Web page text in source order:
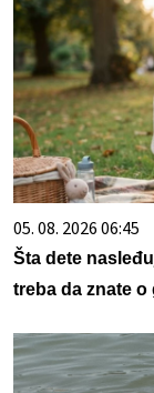
05. 08. 2026 06:45
Šta dete
treba da znate o